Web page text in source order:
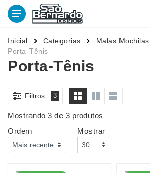
Inicial Categorias
Malas
Porta-Tênis
Porta-Tênis
Filtros 3
Mostrando 3 de 3 produtos
Ordem
Mostrar